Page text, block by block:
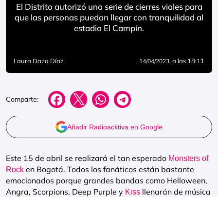
El Distrito autorizó una serie de cierres viales para
que las personas puedan llegar con tranquilidad al
estadio El Campín.
Laura Daza Díaz 14/04/2023, a las 18:11
Comparte:
Añadir Radioacktiva en Google
Este 15 de abril se realizará el tan esperado Monsters of
Rock en Bogotá. Todos los fanáticos están bastante
emocionados porque grandes bandas como Helloween,
Angra, Scorpions, Deep Purple y Kiss llenarán de música